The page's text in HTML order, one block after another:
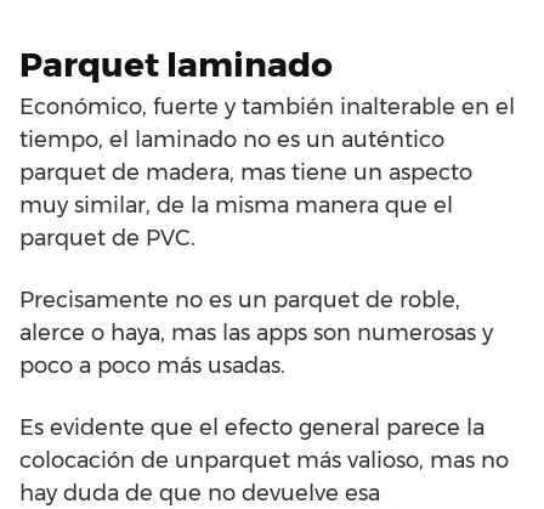
Parquet laminado
Económico, fuerte y también inalterable en el
tiempo, el laminado no es un auténtico
parquet de madera, mas tiene un aspecto
muy similar, de la misma manera que el
parquet de PVC.
Precisamente no es un parquet de roble,
alerce o haya, mas las apps son numerosas y
poco a poco más usadas.
Es evidente que el efecto general parece la
colocación de unparquet más valioso, mas no
hay duda de que no devuelve esa